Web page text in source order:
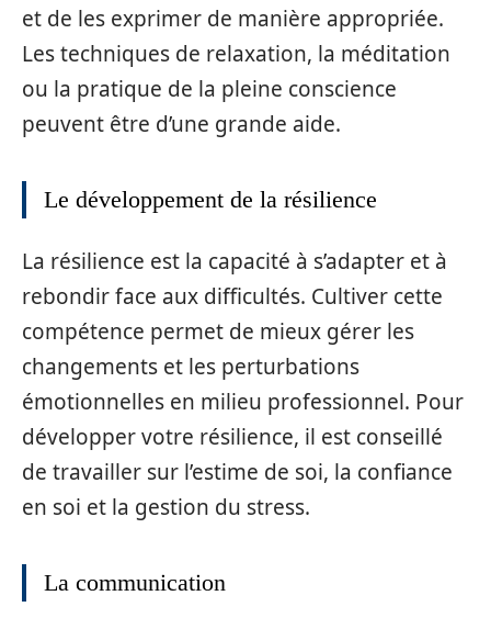
et de les exprimer de manière appropriée.
Les techniques de relaxation, la méditation
ou la pratique de la pleine conscience
peuvent être d’une grande aide.
Le développement de la résilience
La résilience est la capacité à s’adapter et à
rebondir face aux difficultés. Cultiver cette
compétence permet de mieux gérer les
changements et les perturbations
émotionnelles en milieu professionnel. Pour
développer votre résilience, il est conseillé
de travailler sur l’estime de soi, la confiance
en soi et la gestion du stress.
La communication